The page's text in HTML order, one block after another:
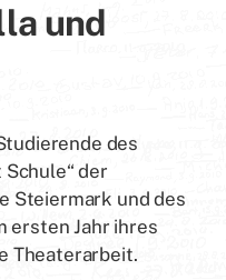
und
des
der
Steiermark und des
ersten Jahr ihres
Theaterarbeit.